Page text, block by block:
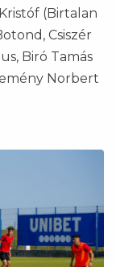
(Birtalan
Csiszér
Biró Tamás
Norbert